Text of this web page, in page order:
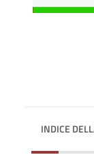
INDICE